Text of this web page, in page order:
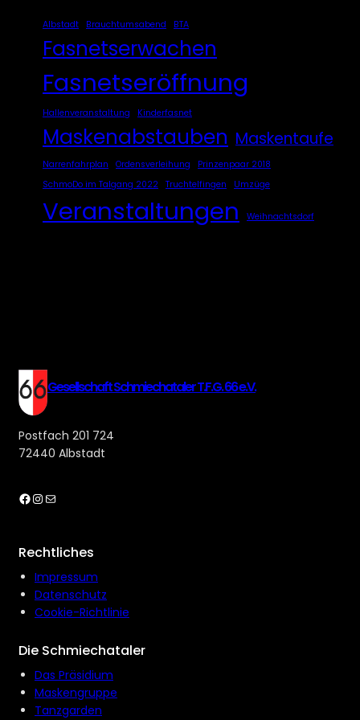
Albstadt Brauchtumsabend BTA
Fasnetserwachen
Fasnetseröffnung
Hallenveranstaltung Kinderfasnet
Maskenabstauben Maskentaufe
Narrenfahrplan Ordensverleihung
Prinzenpaar 2018
SchmoDo im Talgang 2022 Truchtelfingen Umzüge
Veranstaltungen Weihnachtsdorf
Gesellschaft Schmiechataler T.F.G. 66 e.V.
Postfach 201 724
72440 Albstadt
Facebook InstagramE-Mail
Rechtliches
Impressum
Datenschutz
Cookie-Richtlinie
Die Schmiechataler
Das Präsidium
Maskengruppe
Tanzgarden